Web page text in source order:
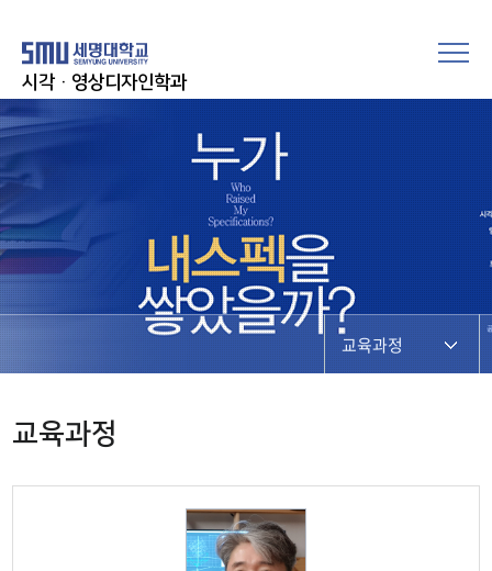
시각·영상디자인학과
교육과정
교육과정